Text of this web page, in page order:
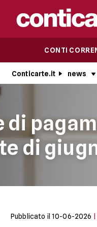
CONTI
Conticarte.it news
di
di
Pubblicato il 10-06-2026